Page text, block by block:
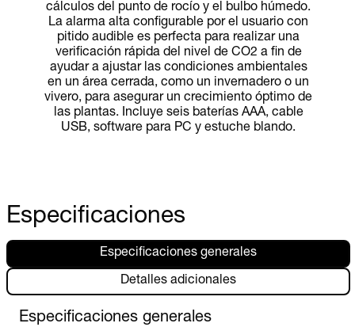
cálculos del punto de rocío y el bulbo húmedo.
La alarma alta configurable por el usuario con
pitido audible es perfecta para realizar una
verificación rápida del nivel de CO2 a fin de
ayudar a ajustar las condiciones ambientales
en un área cerrada, como un invernadero o un
vivero, para asegurar un crecimiento óptimo de
las plantas. Incluye seis baterías AAA, cable
USB, software para PC y estuche blando.
Especificaciones
Especificaciones generales
Detalles adicionales
Especificaciones generales